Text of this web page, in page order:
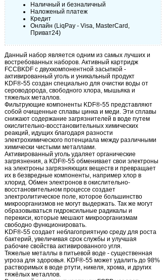
Наличный и безналичный
Наложеный платеж
Кредит
Онлайн (LiqPay - Visa, MasterCard,
Приват24)
Данный набор является одним из самых лучших и
востребованных наборов. Активный картридж
FCСBKDF с двухкомпонентной засыпкой -
активированный уголь и уникальный продукт
KDF®-55 создан специально для очистки воды от
сероводорода, свободного хлора, мышьяка и
тяжелых металлов.
Фильтрующие компоненты KDF®-55 представляют
собой очищенные сплавы цинка и меди. Эти сплавы
снижают содержание загрязнителей в воде путем
окислительно-восстановительных химических
реакций, идущих благодаря разности
электрохимического потенциала между различными
химически чистыми металлами.
Активированный уголь удаляет органические
загрязнения, а KDF®-55 обменивает свои электроны
на электроны загрязняющих веществ и превращает
их в безвредные компоненты, например хлор в
хлорид. Обмен электронов в окислительно-
восстановительном процессе создает
электролитическое поле, которое большинство
микроорганизмов не могут выдержать. Так же могут
образовываться гидроксильные радикалы и
перекиси, которые мешают микроорганизмам
свободно функционировать.
KDF®-55 создает неблагоприятную среду для роста
бактерий, увеличивая срок службы и улучшая
рабочие свойства активированного угля.
Тяжелые металлы в питьевой воде - существенная
угроза для здоровья. KDF®-55 может удалить до 98%
растворимых в воде ртути, никеля, хрома, и других
тяжёлых металлов.